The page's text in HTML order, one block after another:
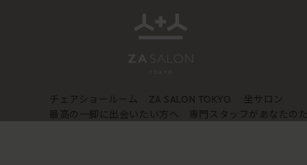
チェアショールーム ZA SALON TOKYO
坐サロン
最高の一脚に出会いたい方へ 専門スタッフがあなたの